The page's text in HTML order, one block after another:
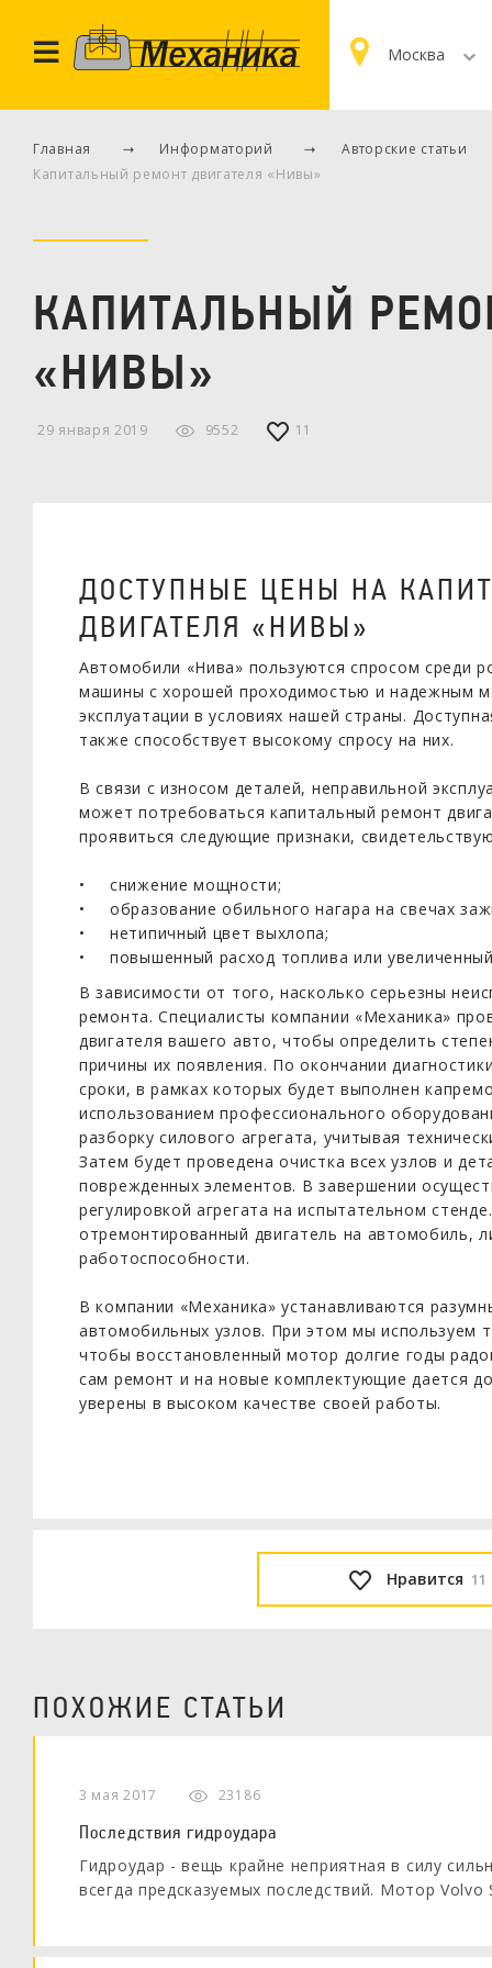
Москва
Главная Информаторий
Авторские статьи
Капитальный ремонт двигателя «Нивы»
КАПИТАЛЬНЫЙ
«НИВЫ»
29 января 2019 9552 11
ДОСТУПНЫЕ ЦЕНЫ НА
ДВИГАТЕЛЯ «НИВЫ»
Автомобили «Нива» пользуются спросом среди
машины с хорошей проходимостью и надежным
эксплуатации в условиях нашей страны.
также способствует высокому спросу на них.
В связи с износом деталей, неправильной
может потребоваться капитальный ремонт
проявиться следующие признаки,
снижение мощности;
образование обильного нагара на свечах
нетипичный цвет выхлопа;
повышенный расход топлива или
В зависимости от того, насколько серьезны
ремонта. Специалисты компании «Механика»
двигателя вашего авто, чтобы определить
причины их появления. По окончании
сроки, в рамках которых будет выполнен
использованием профессионального
разборку силового агрегата, учитывая
Затем будет проведена очистка всех узлов и
поврежденных элементов. В завершении
регулировкой агрегата на испытательном
отремонтированный двигатель на автомобиль,
работоспособности.
В компании «Механика» устанавливаются
автомобильных узлов. При этом мы используем
чтобы восстановленный мотор долгие годы
сам ремонт и на новые комплектующие дается
уверены в высоком качестве своей работы.
Нравится 11
ПОХОЖИЕ СТАТЬИ
3 мая 2017 23186
Последствия гидроудара
Гидроудар - вещь крайне неприятная в силу
всегда предсказуемых последствий. Мотор